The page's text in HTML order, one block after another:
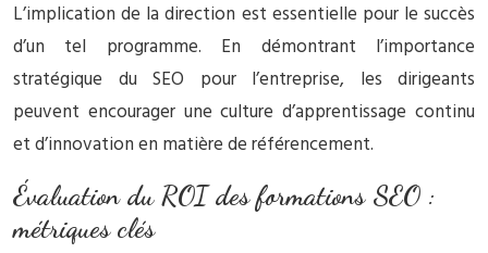
L’implication de la direction est essentielle pour le succès
d’un tel programme. En démontrant l’importance
stratégique du SEO pour l’entreprise, les dirigeants
peuvent encourager une culture d’apprentissage continu
et d’innovation en matière de référencement.
Évaluation du ROI des formations SEO :
métriques clés